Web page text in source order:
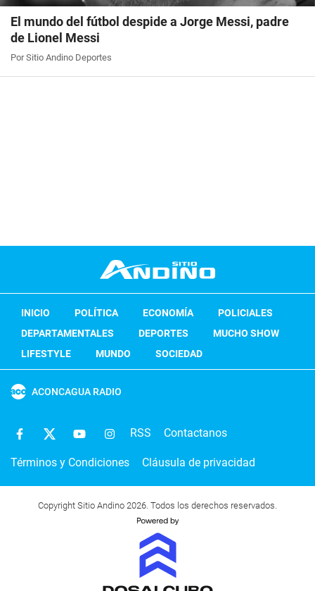
El mundo del fútbol despide a Jorge Messi, padre
de Lionel Messi
Por Sitio Andino Deportes
INICIO POLÍTICA ECONOMÍA
POLICIALES
DEPARTAMENTALES
DEPORTES
MUCHO SHOW
LIFESTYLE
MUNDO SOCIEDAD
ACONCAGUA RADIO
RSS Contactanos
Términos y Condiciones Cláusula de privacidad
Copyright Sitio Andino 2026. Todos los derechos reservados.